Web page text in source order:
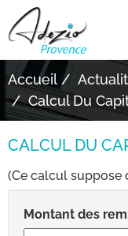
Accueil
Calcul Du
CALCUL DU
(Ce calcul suppose
Montant des